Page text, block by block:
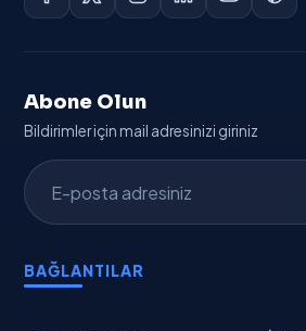
Abone Olun
Bildirimler için mail adresinizi giriniz
BAĞLANTILAR